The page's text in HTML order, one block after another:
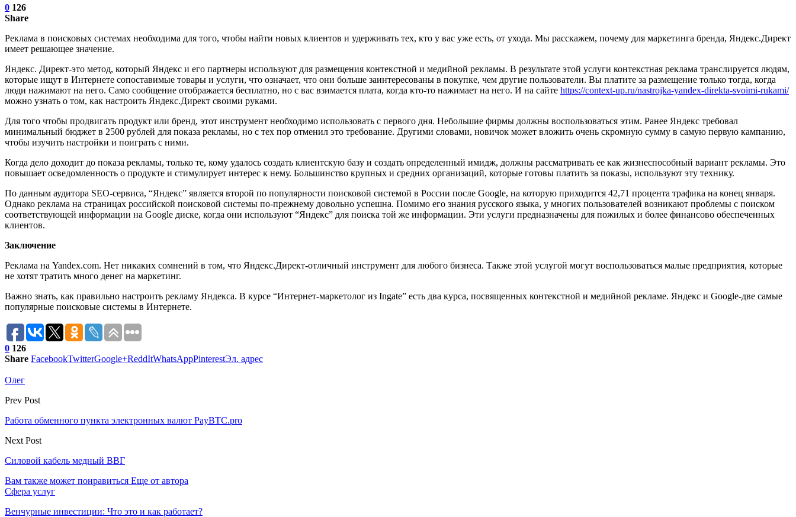
0 126
Share
Реклама в поисковых системах необходима для того, чтобы найти новых клиентов и удерживать тех, кто у вас уже есть, от ухода. Мы расскажем, почему для маркетинга бренда, Яндекс.Директ
имеет решающее значение.
Яндекс. Директ-это метод, который Яндекс и его партнеры используют для размещения контекстной и медийной рекламы. В результате этой услуги контекстная реклама транслируется людям,
которые ищут в Интернете сопоставимые товары и услуги, что означает, что они больше заинтересованы в покупке, чем другие пользователи. Вы платите за размещение только тогда, когда
люди нажимают на него. Само сообщение отображается бесплатно, но с вас взимается плата, когда кто-то нажимает на него. И на сайте https://context-up.ru/nastrojka-yandex-direkta-svoimi-rukami/
можно узнать о том, как настроить Яндекс.Директ своими руками.
Для того чтобы продвигать продукт или бренд, этот инструмент необходимо использовать с первого дня. Небольшие фирмы должны воспользоваться этим. Ранее Яндекс требовал
минимальный бюджет в 2500 рублей для показа рекламы, но с тех пор отменил это требование. Другими словами, новичок может вложить очень скромную сумму в самую первую кампанию,
чтобы изучить настройки и поиграть с ними.
Когда дело доходит до показа рекламы, только те, кому удалось создать клиентскую базу и создать определенный имидж, должны рассматривать ее как жизнеспособный вариант рекламы. Это
повышает осведомленность о продукте и стимулирует интерес к нему. Большинство крупных и средних организаций, которые готовы платить за показы, используют эту технику.
По данным аудитора SEO-сервиса, “Яндекс” является второй по популярности поисковой системой в России после Google, на которую приходится 42,71 процента трафика на конец января.
Однако реклама на страницах российской поисковой системы по-прежнему довольно успешна. Помимо его знания русского языка, у многих пользователей возникают проблемы с поиском
соответствующей информации на Google диске, когда они используют “Яндекс” для поиска той же информации. Эти услуги предназначены для пожилых и более финансово обеспеченных
клиентов.
Заключение
Реклама на Yandex.com. Нет никаких сомнений в том, что Яндекс.Директ-отличный инструмент для любого бизнеса. Также этой услугой могут воспользоваться малые предприятия, которые
не хотят тратить много денег на маркетинг.
Важно знать, как правильно настроить рекламу Яндекса. В курсе “Интернет-маркетолог из Ingate” есть два курса, посвященных контекстной и медийной рекламе. Яндекс и Google-две самые
популярные поисковые системы в Интернете.
0 126
Share FacebookTwitterGoogle+ReddItWhatsAppPinterestЭл. адрес
Олег
Prev Post
Работа обменного пункта электронных валют PayBTC.pro
Next Post
Силовой кабель медный ВВГ
Вам также может понравиться Еще от автора
Сфера услуг
Венчурные инвестиции: Что это и как работает?